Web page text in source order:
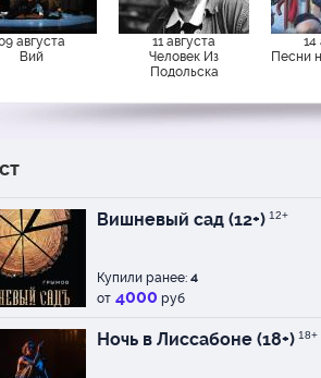
августа
Вий
11 августа
Человек Из
Подольска
14
Песни
Вишневый сад (12+) 12+
Купили ранее: 4
от 4000 руб
Ночь в Лиссабоне (18+) 18+